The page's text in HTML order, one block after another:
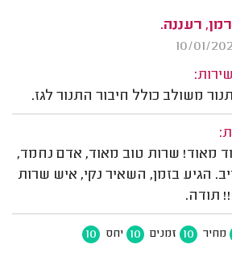
רעננה.
משולב כולל חיבור התנור לגז.
מאוד! שרות טוב מאוד, אדם נחמד,
הגיע בזמן, השאיר נקי, איש שרות
תודה.
מחיר 10 זמנים 10 יחס 10